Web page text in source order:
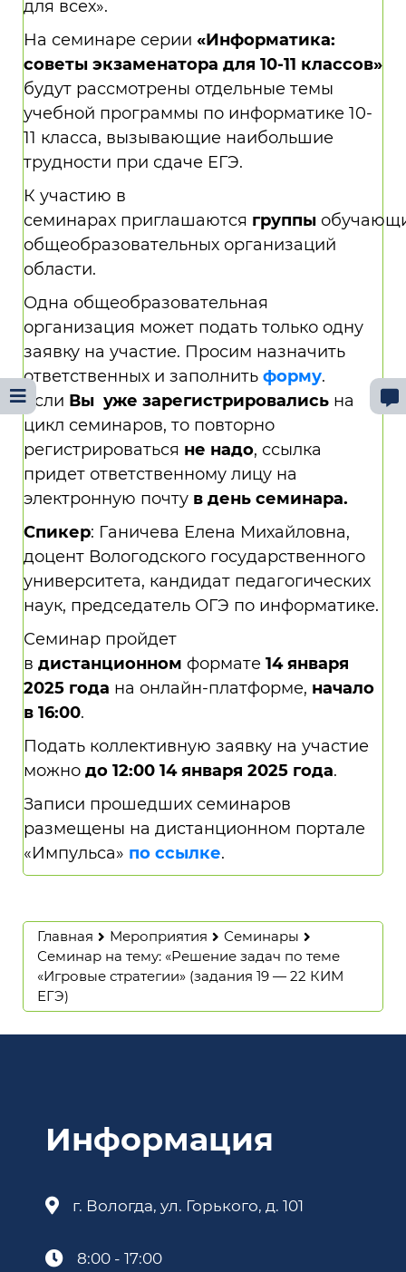
для всех».
На семинаре серии «Информатика:
советы экзаменатора для 10-11 классов»
будут рассмотрены отдельные темы
учебной программы по информатике 10-
11 класса, вызывающие наибольшие
трудности при сдаче ЕГЭ.
К участию в
семинарах приглашаются группы
общеобразовательных организаций
области.
Одна общеобразовательная
организация может подать только одну
заявку на участие. Просим назначить
ответственных и заполнить форму.
Если Вы уже зарегистрировались на
цикл семинаров, то повторно
регистрироваться не надо, ссылка
придет ответственному лицу на
электронную почту в день семинара.
Спикер: Ганичева Елена Михайловна,
доцент Вологодского государственного
университета, кандидат педагогических
наук, председатель ОГЭ по информатике.
Семинар пройдет
в дистанционном формате 14 января
2025 года на онлайн-платформе, начало
в 16:00.
Подать коллективную заявку на участие
можно до 12:00 14 января 2025 года.
Записи прошедших семинаров
размещены на дистанционном портале
«Импульса» по ссылке.
Главная Мероприятия
Семинары
Семинар на тему: «Решение задач по теме
«Игровые стратегии» (задания 19 — 22 КИМ
ЕГЭ)
Информация
г. Вологда, ул. Горького, д. 101
8:00 - 17:00